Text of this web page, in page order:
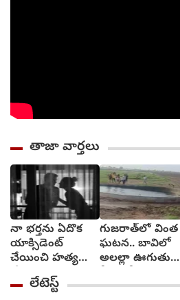
తాజా వార్తలు
నా భర్తను ఏదొక
యాక్సిడెంట్
చేయించి హత్య
చేయి: ప్రియుడికి
వివాహిత మెసేజ్
గుజరాత్‌లో వింత
ఘటన.. బావిలో
అలల్లా ఊగుతున్న
వైరల్ (video)
లేటెస్ట్